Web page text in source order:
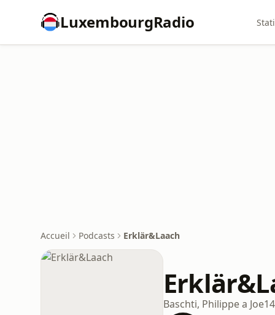
LuxembourgRadio
Accueil Podcasts Erklär&Laach
Baschti, Philippe a Joe